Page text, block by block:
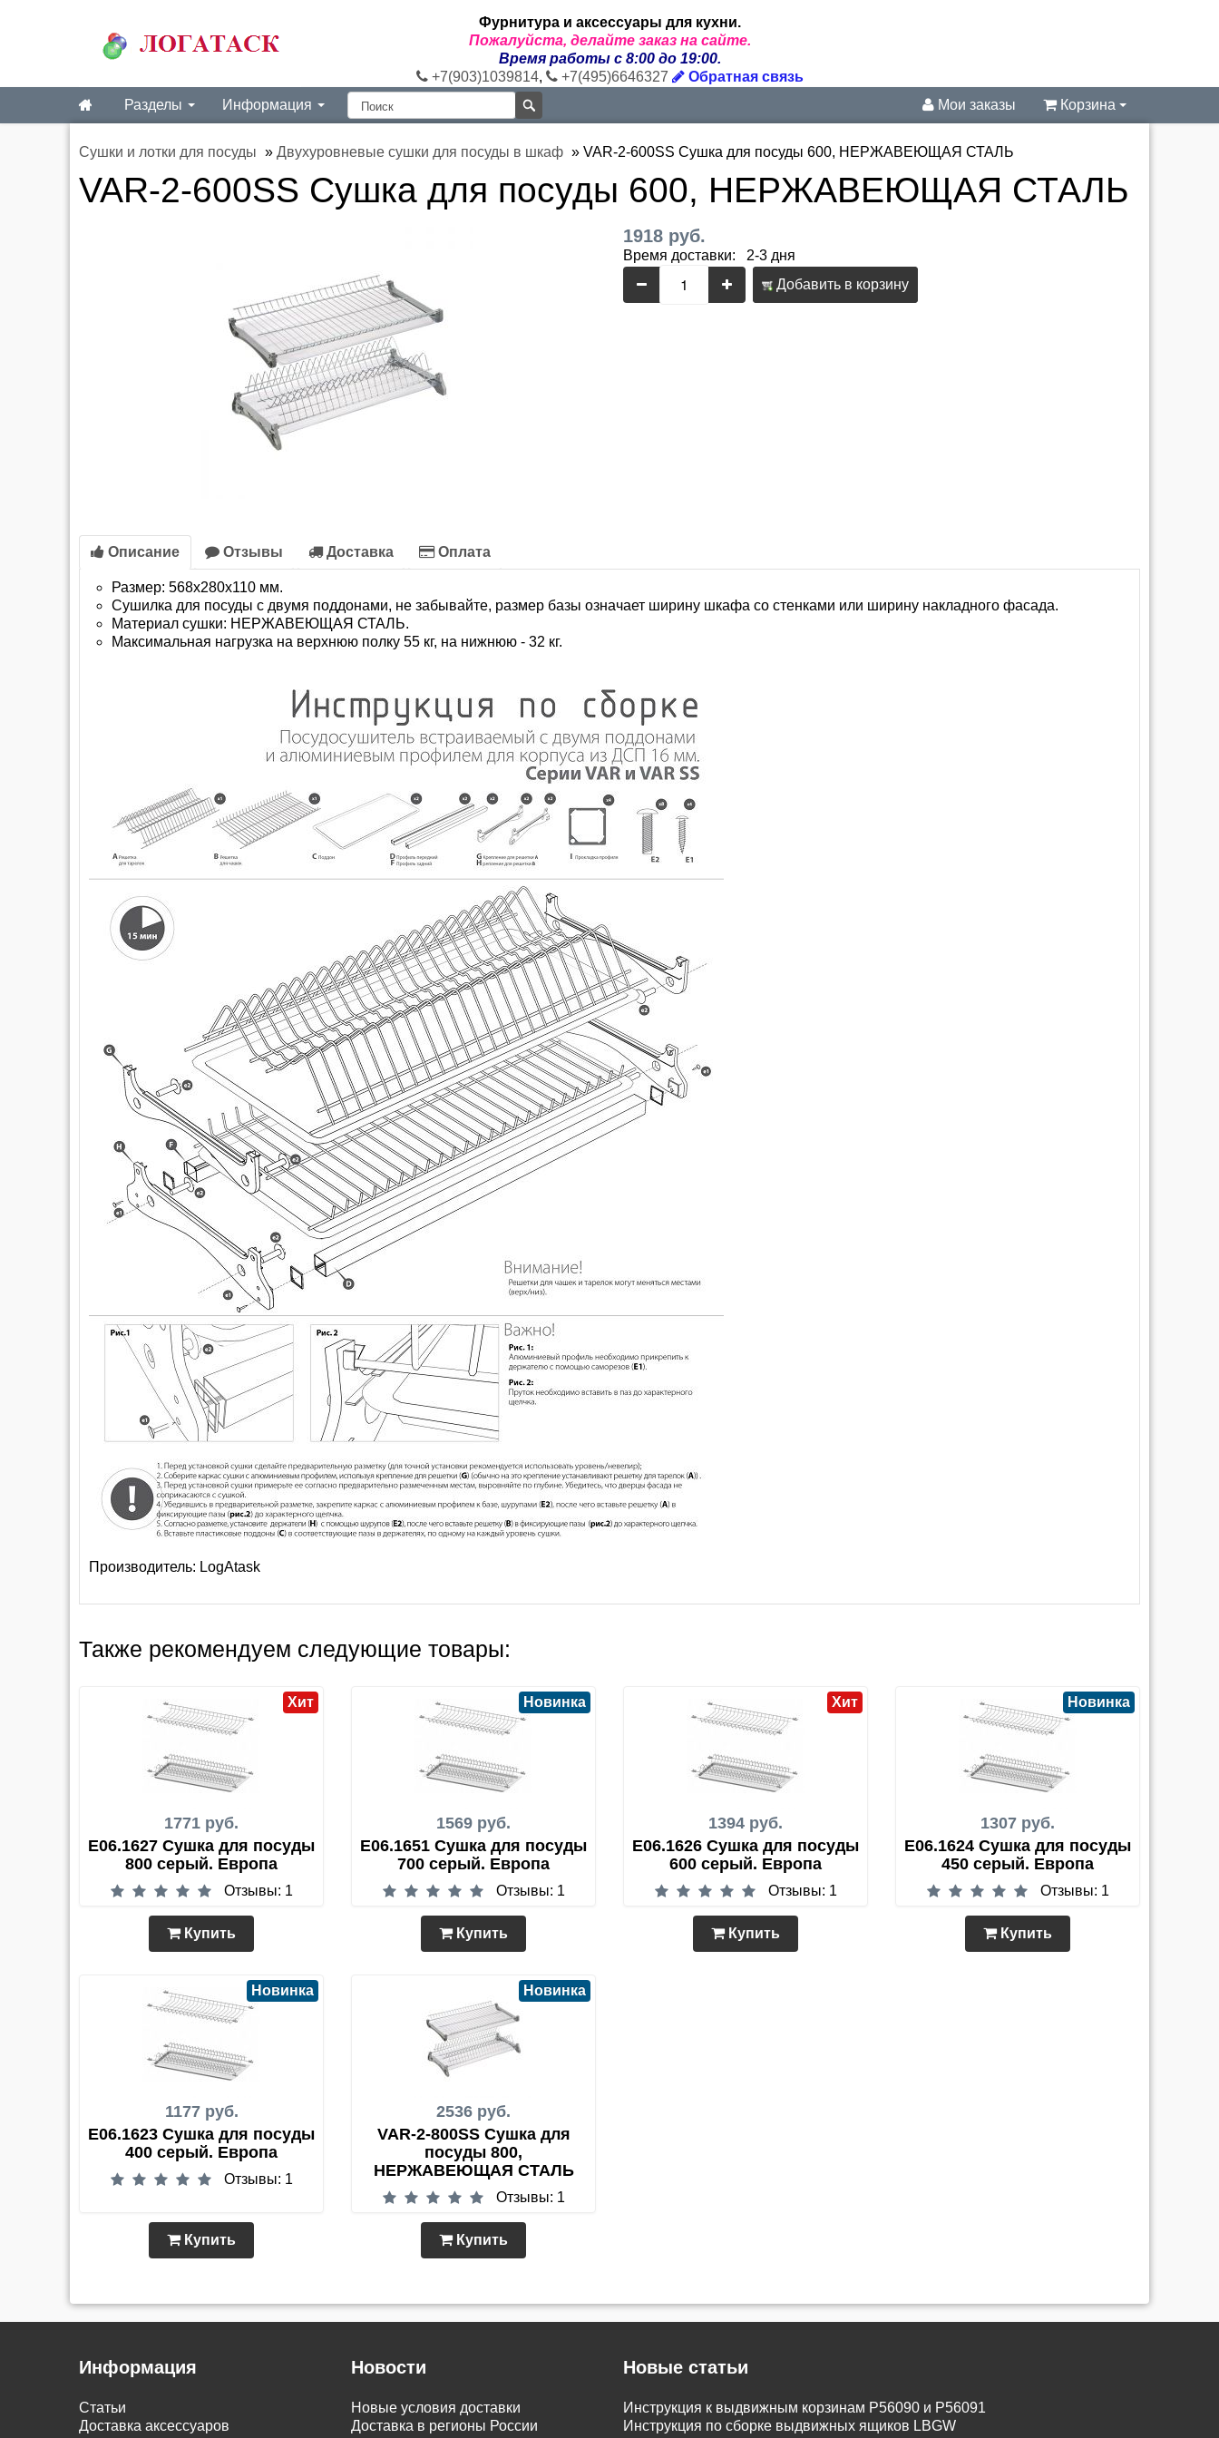
Фурнитура и аксессуары для кухни.
Пожалуйста, делайте заказ на сайте.
Время работы с 8:00 до 19:00.
+7(903)1039814, +7(495)6646327
Обратная связь
Разделы
Информация Мои заказы Корзина
Сушки и лотки для посуды » Двухуровневые сушки для посуды в шкаф » VAR-2-600SS Сушка для посуды 600, НЕРЖАВЕЮЩАЯ СТАЛЬ
VAR-2-600SS Сушка для посуды 600, НЕРЖАВЕЮЩАЯ СТАЛЬ
1918 руб.
Время доставки: 2-3 дня
Добавить в корзину
Описание Отзывы Доставка Оплата
Размер: 568х280х110 мм.
Сушилка для посуды с двумя поддонами, не забывайте, размер базы означает ширину шкафа со стенками или ширину накладного фасада.
Материал сушки: НЕРЖАВЕЮЩАЯ СТАЛЬ.
Максимальная нагрузка на верхнюю полку 55 кг, на нижнюю - 32 кг.
Производитель: LogAtask
Также рекомендуем следующие товары:
1771 руб.
Хит
E06.1627 Сушка для посуды
800 серый. Европа
Отзывы: 1
Купить
1569 руб.
Новинка
E06.1651 Сушка для посуды
700 серый. Европа
Отзывы: 1
Купить
1394 руб.
Хит
E06.1626 Сушка для посуды
600 серый. Европа
Отзывы: 1
Купить
1307 руб.
Новинка
E06.1624 Сушка для посуды
450 серый. Европа
Отзывы: 1
Купить
1177 руб.
Новинка
E06.1623 Сушка для посуды
400 серый. Европа
Отзывы: 1
Купить
2536 руб.
Новинка
VAR-2-800SS Сушка для
посуды 800,
НЕРЖАВЕЮЩАЯ СТАЛЬ
Отзывы: 1
Купить
Информация
Статьи
Доставка аксессуаров
Новости
Новые условия доставки
Доставка в регионы России
Новые статьи
Инструкция к выдвижным корзинам P56090 и P56091
Инструкция по сборке выдвижных ящиков LBGW